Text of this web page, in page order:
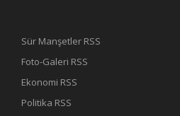
Sür Manşetler RSS
Foto-Galeri RSS
Ekonomi RSS
Politika RSS